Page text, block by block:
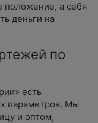
положение, а себя
деньги на
по
есть
параметров. Мы
и оптом,